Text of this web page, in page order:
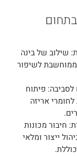
: שילוב של בינה
ממוחשבת לשיפור
לסביבה: פיתוח
אריזה
: חיבור מכונות
ייצור ומלאי